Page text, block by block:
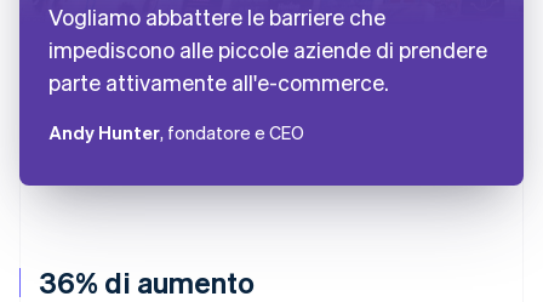
36% di aumento
Vogliamo abbattere le barriere che
impediscono alle piccole aziende di prendere
parte attivamente all'e-commerce.
Andy Hunter, fondatore e CEO